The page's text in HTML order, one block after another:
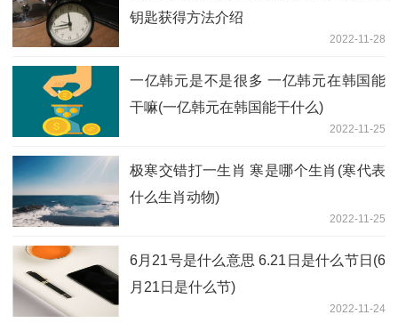
钥匙获得方法介绍
2022-11-28
一亿韩元是不是很多 一亿韩元在韩国能
干嘛(一亿韩元在韩国能干什么)
2022-11-25
极寒交错打一生肖 寒是哪个生肖(寒代表
什么生肖动物)
2022-11-25
6月21号是什么意思 6.21日是什么节日(6
月21日是什么节)
2022-11-24